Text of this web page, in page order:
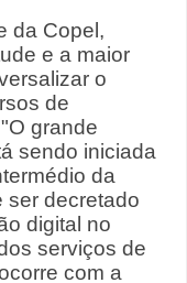
da Copel,
e a maior
o
de
grande
sendo iniciada
da
ser decretado
digital no
serviços de
com a